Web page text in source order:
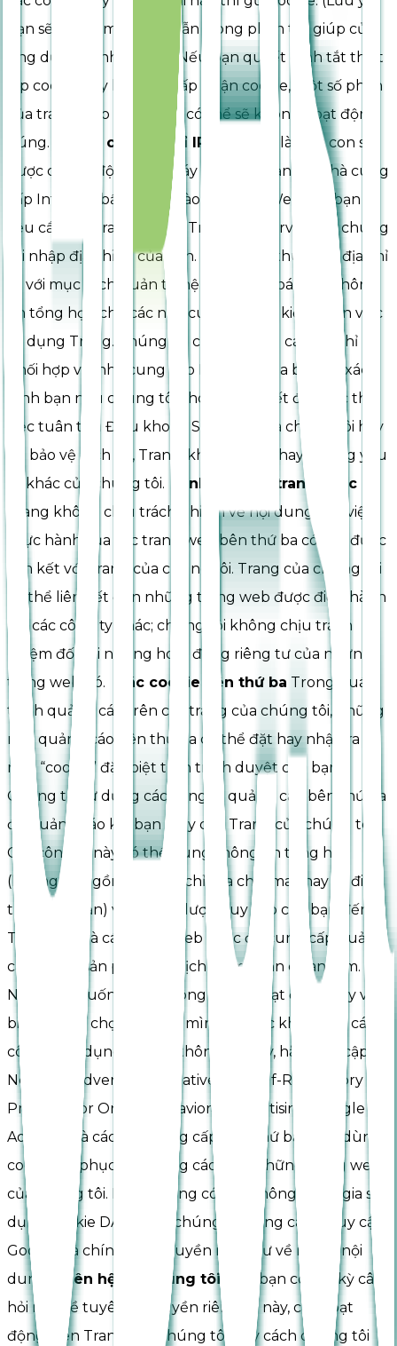
bạn sẽ cần xem hướng dẫn trong phần trợ giúp của
ứng dụng trình duyệt.) Nếu bạn quyết định tắt thiết
lập cookie hay không chấp nhận cookie, một số phần
của trang web chúng tôi có thể sẽ không hoạt động
đúng.
Dùng các địa chỉ IP
Địa chỉ IP là một con số
được cấp tự động cho máy tính của bạn bởi nhà cung
cấp Internet bất cứ khi nào bạn lướt Web. Khi bạn
yêu cầu các trang con từ Trang, các server của chúng
tôi nhập địa chỉ IP của bạn. Chúng tôi thu thập địa chỉ
IP với mục đích quản trị hệ thống, để báo cáo thông
tin tổng hợp cho các nhà cung cấp, và kiểm toán việc
sử dụng Trang. Chúng tôi có thể dùng các địa chỉ IP
phối hợp với nhà cung cấp Internet của bạn để xác
định bạn nếu chúng tôi cho là cần thiết để thực thi
việc tuân thủ Điều khoản Sử dụng của chúng tôi hay
để bảo vệ dịch vụ, Trang, khách hàng, hay những yếu
tố khác của chúng tôi.
Link đến các trang khác
Trang không chịu trách nhiệm về nội dung hay việc
thực hành của các trang web bên thứ ba có thể được
liên kết với Trang của chúng tôi. Trang của chúng tôi
có thể liên kết đến những trang web được điều hành
bởi các công ty khác; chúng tôi không chịu trách
nhiệm đối với những hoạt động riêng tư của những
trang web đó.
Các cookie bên thứ ba Trong quá
trình quảng cáo trên các trang của chúng tôi, những
nhà quảng cáo bên thứ ba có thể đặt hay nhận ra
một “cookie” đặc biệt trên trình duyệt của bạn.
Chúng tôi sử dụng các công ty quảng cáo bên thứ ba
để quảng cáo khi bạn truy cập Trang của chúng tôi.
Các công ty này có thể dùng thông tin tổng hợp
(không bao gồm tên, địa chỉ, địa chỉ email hay số điện
thoại của bạn) về những lượt truy cập của bạn đến
Trang này và các trang web khác để cung cấp quảng
cáo về các sản phẩm và dịch vụ mà bạn quan tâm.
Nếu bạn muốn thêm thông tin về hoạt động này và
biết những chọn lựa của mình về việc không để các
công ty sử dụng những thông tin này, hãy truy cập
Network Advertising Initiative hay Self-Regulatory
Program for Online Behavioral Advertising. Google
AdSense và các nhà cung cấp bên thứ ba khác dùng
cookie để phục vụ quảng cáo trên những trang web
của chúng tôi. Người dùng có thể không tham gia sử
dụng cookie DART của chúng tôi bằng cách truy cập
Google và chính sánh quyền riêng tư về mạng nội
dung.
Liên hệ với chúng tôi Nếu bạn có bất kỳ câu
hỏi nào về tuyên bố quyền riêng tư này, các hoạt
động trên Trang của chúng tôi, hay cách chúng tôi